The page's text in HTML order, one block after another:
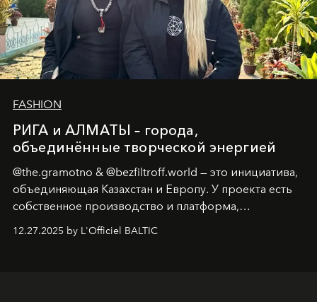
FASHION
РИГА и АЛМАТЫ – города,
объединённые творческой энергией
@the.gramotno & @bezfiltroff.world — это инициатива,
объединяющая Казахстан и Европу. У проекта есть
собственное производство и платформа,
предоставляющая возможности, поддержку и
решения для дизайнеров и молодых брендов.
12.27.2025 by L'Officiel BALTIC